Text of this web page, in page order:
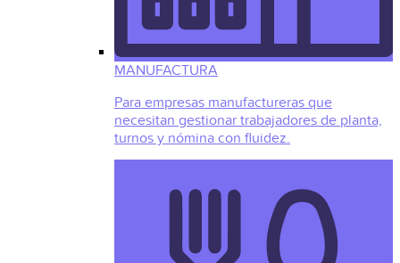
MANUFACTURA
Para empresas manufactureras que
necesitan gestionar trabajadores de planta,
turnos y nómina con fluidez.